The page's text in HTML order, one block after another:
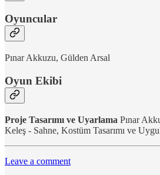
Oyuncular
Pınar Akkuzu, Gülden Arsal
Oyun Ekibi
Proje Tasarımı ve Uyarlama Pınar
Keleş - Sahne, Kostüm Tasarımı ve
Leave a comment